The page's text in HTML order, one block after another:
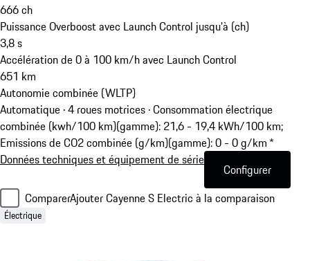
666ch
Puissance Overboost avec Launch Control jusqu'à (ch)
3,8s
Accélération de 0 à 100 km/h avec Launch Control
651 km
Autonomie combinée (WLTP)
Automatique · 4 roues motrices ·Consommation électrique
combinée (kwh/100 km)(gamme): 21,6 - 19,4 kWh/100 km;
Emissions de CO2 combinée (g/km)(gamme): 0 - 0 g/km *
Données techniques et équipement de série
Configurer
ComparerAjouter Cayenne S Electric à la comparaison
Électrique